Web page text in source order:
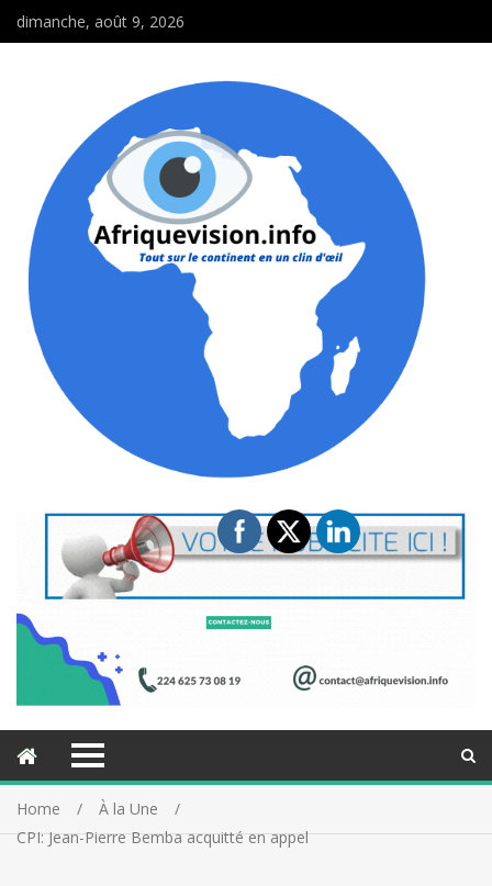
dimanche, août 9, 2026
Home
À la Une
CPI: Jean-Pierre Bemba acquitté en appel